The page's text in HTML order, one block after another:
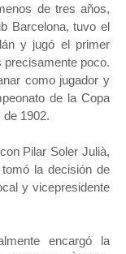
de tres años,
Barcelona, tuvo el
y jugó el primer
precisamente poco.
como jugador y
de la Copa
1902.
Pilar Soler Julià,
la decisión de
y vicepresidente
encargó la